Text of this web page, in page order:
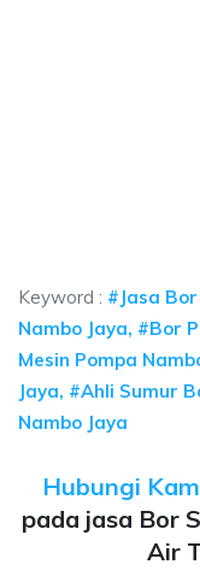
Keyword : #Jasa
Nambo Jaya, #Bor
Mesin Pompa
Jaya, #Ahli Sumur
Nambo Jaya
Hubungi
pada jasa Bor
Air